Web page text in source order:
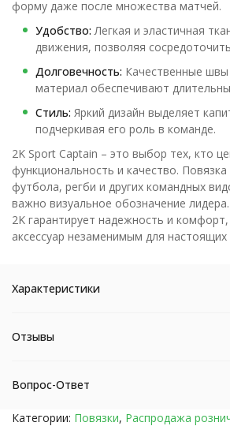
форму даже после множества матчей.
Удобство: Легкая и эластичная
движения, позволяя
Долговечность: Качественные швы
материал обеспечивают
Стиль: Яркий дизайн выделяет
подчеркивая его роль в команде.
2K Sport Captain – это выбор тех, кто
функциональность и качество.
футбола, регби и других командных
важно визуальное обозначение
2K гарантирует надежность и
аксессуар незаменимым для настоящих
Характеристики
Отзывы
Вопрос-Ответ
Категории: Повязки, Распродажа